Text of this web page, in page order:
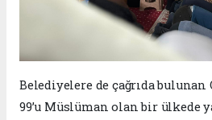
Belediyelere de çağrıda bulunan
99’u Müslüman olan bir ülkede